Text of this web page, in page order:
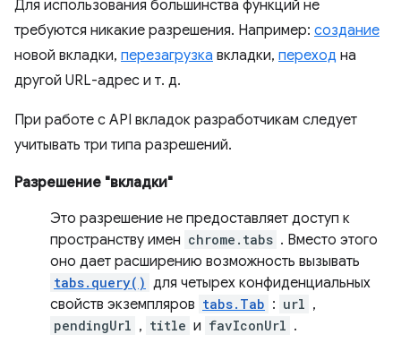
Для использования большинства функций не
требуются никакие разрешения. Например: создание
новой вкладки, перезагрузка вкладки, переход на
другой URL-адрес и т. д.
При работе с API вкладок разработчикам следует
учитывать три типа разрешений.
Разрешение "вкладки"
Это разрешение не предоставляет доступ к
пространству имен chrome.tabs . Вместо этого
оно дает расширению возможность вызывать
tabs.query() для четырех конфиденциальных
свойств экземпляров tabs.Tab : url ,
pendingUrl , title и favIconUrl .